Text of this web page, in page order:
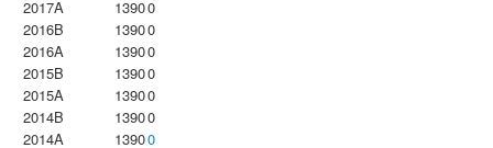
2017A
13900
2016B
13900
2016A
13900
2015B
13900
2015A
13900
2014B
13900
2014A
13900